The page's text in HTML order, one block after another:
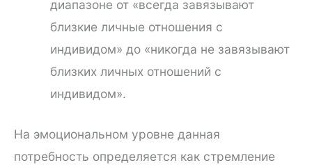
диапазоне от «всегда завязывают
близкие личные отношения с
индивидом» до «никогда не завязывают
близких личных отношений с
индивидом».
На эмоциональном уровне данная
потребность определяется как стремление